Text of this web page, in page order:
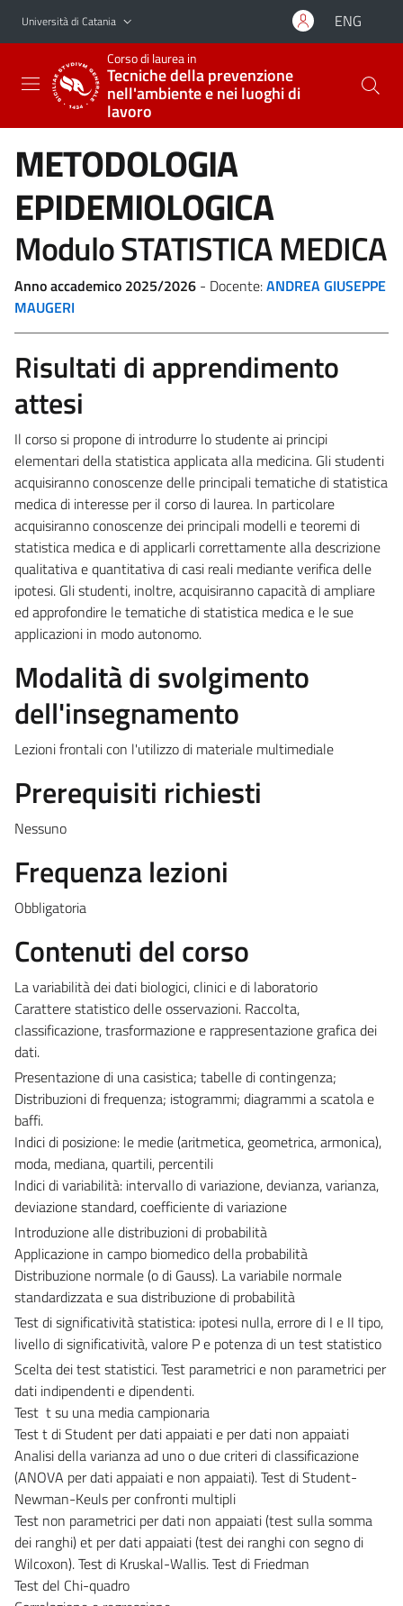
Vai al contenuto principale
Vai al menu di navigazione
Università di Catania ENG
Corso di laurea in
Tecniche della prevenzione
nell'ambiente e nei luoghi di
lavoro
METODOLOGIA
EPIDEMIOLOGICA
Modulo STATISTICA MEDICA
Anno accademico 2025/2026 - Docente:ANDREA GIUSEPPE
MAUGERI
Risultati di apprendimento
attesi
Il corso si propone di introdurre lo studente ai principi
elementari della statistica applicata alla medicina. Gli studenti
acquisiranno conoscenze delle principali tematiche di statistica
medica di interesse per il corso di laurea. In particolare
acquisiranno conoscenze dei principali modelli e teoremi di
statistica medica e di applicarli correttamente alla descrizione
qualitativa e quantitativa di casi reali mediante verifica delle
ipotesi. Gli studenti, inoltre, acquisiranno capacità di ampliare
ed approfondire le tematiche di statistica medica e le sue
applicazioni in modo autonomo.
Modalità di svolgimento
dell'insegnamento
Lezioni frontali con l'utilizzo di materiale multimediale
Prerequisiti richiesti
Nessuno
Frequenza lezioni
Obbligatoria
Contenuti del corso
La variabilità dei dati biologici, clinici e di laboratorio
Carattere statistico delle osservazioni. Raccolta,
classificazione, trasformazione e rappresentazione grafica dei
dati.
Presentazione di una casistica; tabelle di contingenza;
Distribuzioni di frequenza; istogrammi; diagrammi a scatola e
baffi.
Indici di posizione: le medie (aritmetica, geometrica, armonica),
moda, mediana, quartili, percentili
Indici di variabilità: intervallo di variazione, devianza, varianza,
deviazione standard, coefficiente di variazione
Introduzione alle distribuzioni di probabilità
Applicazione in campo biomedico della probabilità
Distribuzione normale (o di Gauss). La variabile normale
standardizzata e sua distribuzione di probabilità
Test di significatività statistica: ipotesi nulla, errore di I e II tipo,
livello di significatività, valore P e potenza di un test statistico
Scelta dei test statistici. Test parametrici e non parametrici per
dati indipendenti e dipendenti.
Test t su una media campionaria
Test t di Student per dati appaiati e per dati non appaiati
Analisi della varianza ad uno o due criteri di classificazione
(ANOVA per dati appaiati e non appaiati). Test di Student-
Newman-Keuls per confronti multipli
Test non parametrici per dati non appaiati (test sulla somma
dei ranghi) et per dati appaiati (test dei ranghi con segno di
Wilcoxon). Test di Kruskal-Wallis. Test di Friedman
Test del Chi-quadro